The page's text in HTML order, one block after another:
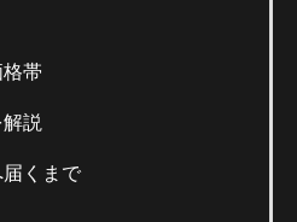
帯
説
くまで